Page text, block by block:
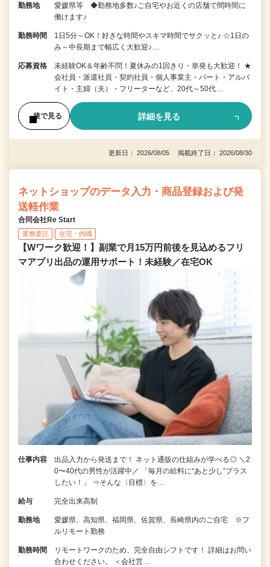
勤務地
愛媛県等 ◆勤務地多数♪ご自宅やお近くの店舗で間時間に
働けます♪
勤務時間
1日5分～OK！好きな時間やスキマ時間でサクッと♪ ☆1日の
み～中長期まで幅広く大歓迎♪…
応募資格
未経験OK＆年齢不問！夏休みの1回きり・単発も大歓迎！ ★
会社員・派遣社員・契約社員・個人事業主・パート・アルバ
イト・主婦（夫）・フリーターなど、20代～50代…
後で見る 詳細を見る
更新日： 2026/08/05 掲載終了日： 2026/08/30
ネットショップのデータ入力・商品登録および発
送軽作業
合同会社Re Start
業務委託 在宅・内職
【Wワーク歓迎！】副業で月15万円前後を見込めるフリ
マアプリ出品の運用サポート！未経験／在宅OK
仕事内容
出品入力から発送まで！ ネット通販の仕組みが学べる◎ ＼2
0〜40代の男性が活躍中／ 「毎月の給料に“あと少し”プラス
したい！」 ⇒そんな〈目標〉を…
給与 完全出来高制
勤務地
愛媛県、高知県、福岡県、佐賀県、長崎県内のご自宅 ※フ
ルリモート勤務
勤務時間
リモートワークのため、完全自由シフトです！ 詳細はお問い
合わせください。 ＜会社営…